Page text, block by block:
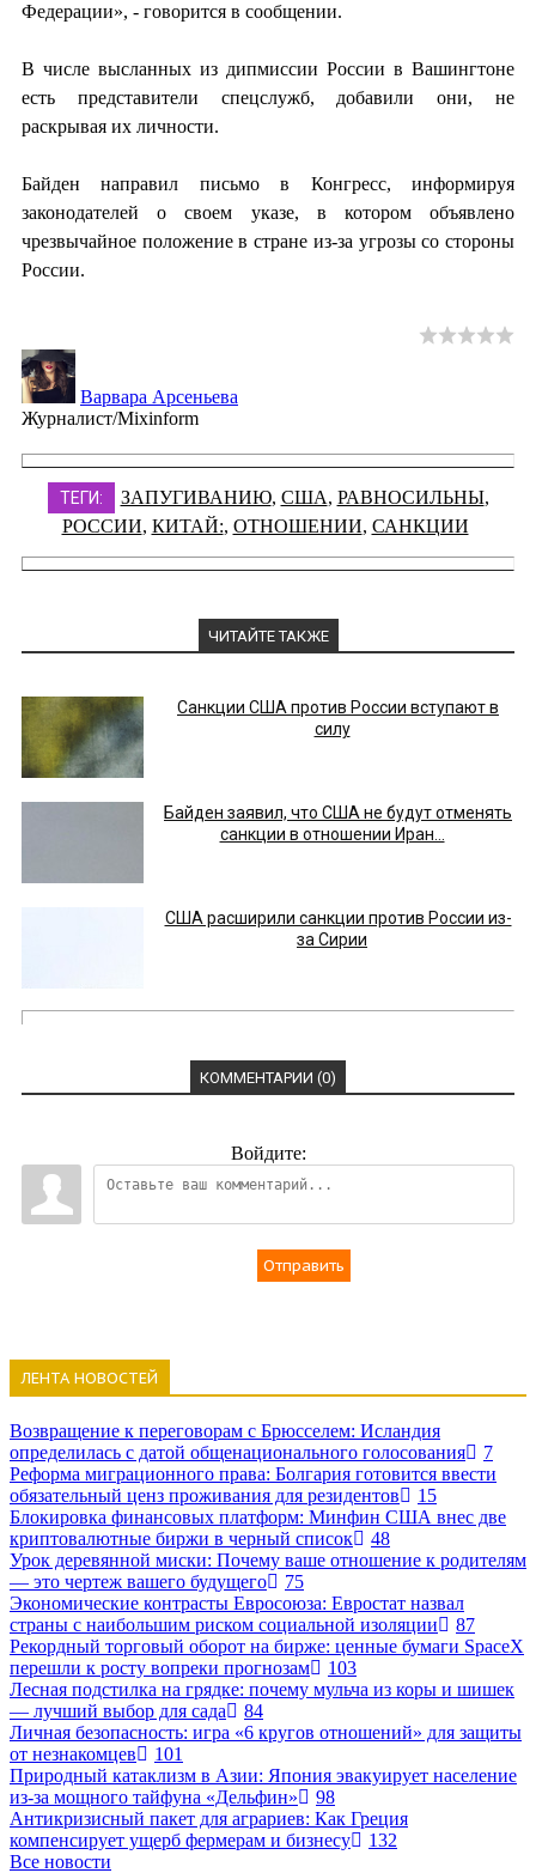
Федерации», - говорится в сообщении.
В числе высланных из дипмиссии России в Вашингтоне
есть представители спецслужб, добавили они, не
раскрывая их личности.
Байден направил письмо в Конгресс, информируя
законодателей о своем указе, в котором объявлено
чрезвычайное положение в стране из-за угрозы со стороны
России.
Варвара Арсеньева
Журналист/Mixinform
ТЕГИ: ЗАПУГИВАНИЮ, США, РАВНОСИЛЬНЫ,
РОССИИ, КИТАЙ:, ОТНОШЕНИИ, САНКЦИИ
ЧИТАЙТЕ ТАКЖЕ
Санкции США против России вступают в
силу
Байден заявил, что США не будут отменять
санкции в отношении Иран...
США расширили санкции против России из-
за Сирии
КОММЕНТАРИИ (0)
Войдите:
Отправить
ЛЕНТА НОВОСТЕЙ
Возвращение к переговорам с Брюсселем: Исландия
определилась с датой общенационального голосования
7
Реформа миграционного права: Болгария готовится ввести
обязательный ценз проживания для резидентов
15
Блокировка финансовых платформ: Минфин США внес две
криптовалютные биржи в черный список
48
Урок деревянной миски: Почему ваше отношение к родителям
— это чертеж вашего будущего
75
Экономические контрасты Евросоюза: Евростат назвал
страны с наибольшим риском социальной изоляции
87
Рекордный торговый оборот на бирже: ценные бумаги SpaceX
перешли к росту вопреки прогнозам
103
Лесная подстилка на грядке: почему мульча из коры и шишек
— лучший выбор для сада
84
Личная безопасность: игра «6 кругов отношений» для защиты
от незнакомцев
101
Природный катаклизм в Азии: Япония эвакуирует население
из-за мощного тайфуна «Дельфин»
98
Антикризисный пакет для аграриев: Как Греция
компенсирует ущерб фермерам и бизнесу
132
Все новости